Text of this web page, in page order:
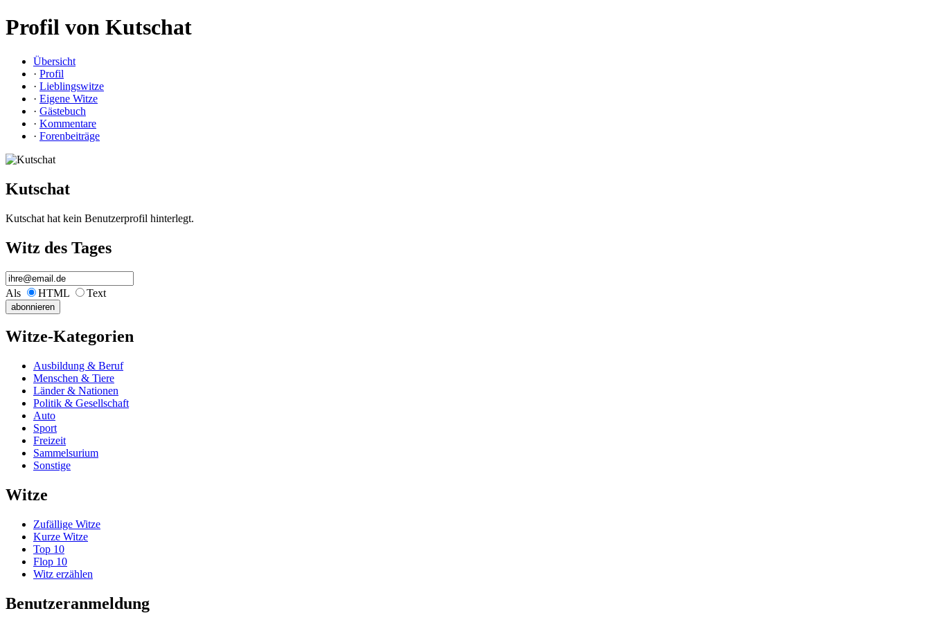
Profil von Kutschat
Übersicht
· Profil
· Lieblingswitze
· Eigene Witze
· Gästebuch
· Kommentare
· Forenbeiträge
Kutschat
Kutschat hat kein Benutzerprofil hinterlegt.
Witz des Tages
Als HTML Text
Witze-Kategorien
Ausbildung & Beruf
Menschen & Tiere
Länder & Nationen
Politik & Gesellschaft
Auto
Sport
Freizeit
Sammelsurium
Sonstige
Witze
Zufällige Witze
Kurze Witze
Top 10
Flop 10
Witz erzählen
Benutzeranmeldung